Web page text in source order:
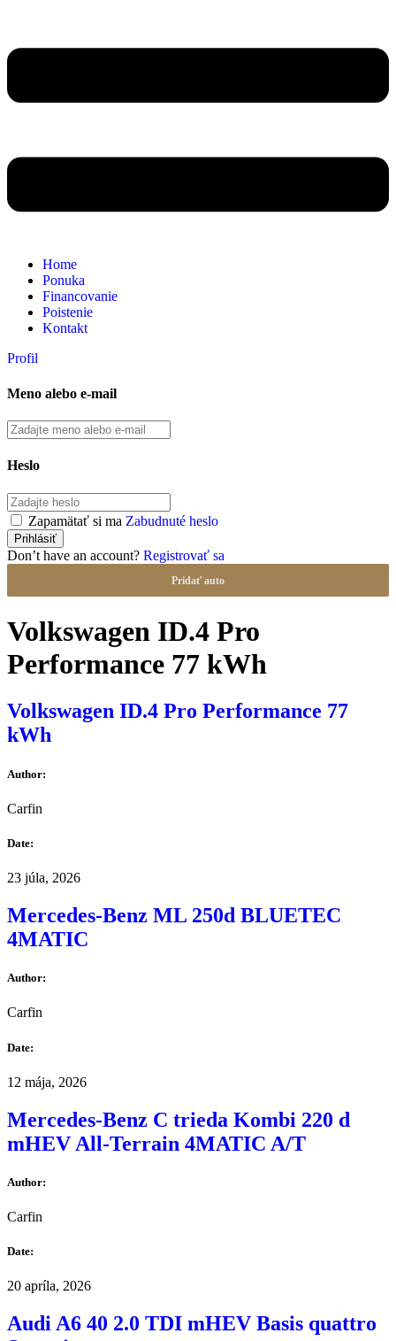
Home
Ponuka
Financovanie
Poistenie
Kontakt
Profil
Meno alebo e-mail
Heslo
Zapamätať si ma Zabudnuté heslo
Don’t have an account? Registrovať sa
Pridať auto
Volkswagen ID.4 Pro
Performance 77 kWh
Volkswagen ID.4 Pro Performance 77
kWh
Author:
Carfin
Date:
23 júla, 2026
Mercedes-Benz ML 250d BLUETEC
4MATIC
Author:
Carfin
Date:
12 mája, 2026
Mercedes-Benz C trieda Kombi 220 d
mHEV All-Terrain 4MATIC A/T
Author:
Carfin
Date:
20 apríla, 2026
Audi A6 40 2.0 TDI mHEV Basis quattro